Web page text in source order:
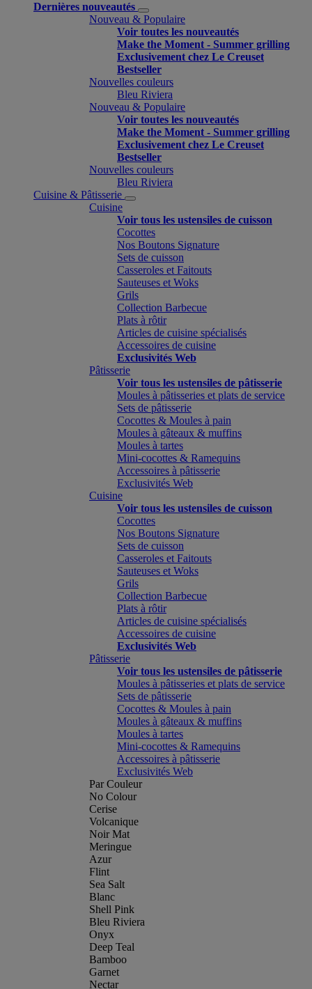
Dernières nouveautés
Nouveau & Populaire
Voir toutes les nouveautés
Make the Moment - Summer grilling
Exclusivement chez Le Creuset
Bestseller
Nouvelles couleurs
Bleu Riviera
Nouveau & Populaire
Voir toutes les nouveautés
Make the Moment - Summer grilling
Exclusivement chez Le Creuset
Bestseller
Nouvelles couleurs
Bleu Riviera
Cuisine & Pâtisserie
Cuisine
Voir tous les ustensiles de cuisson
Cocottes
Nos Boutons Signature
Sets de cuisson
Casseroles et Faitouts
Sauteuses et Woks
Grils
Collection Barbecue
Plats à rôtir
Articles de cuisine spécialisés
Accessoires de cuisine
Exclusivités Web
Pâtisserie
Voir tous les ustensiles de pâtisserie
Moules à pâtisseries et plats de service
Sets de pâtisserie
Cocottes & Moules à pain
Moules à gâteaux & muffins
Moules à tartes
Mini-cocottes & Ramequins
Accessoires à pâtisserie
Exclusivités Web
Cuisine
Voir tous les ustensiles de cuisson
Cocottes
Nos Boutons Signature
Sets de cuisson
Casseroles et Faitouts
Sauteuses et Woks
Grils
Collection Barbecue
Plats à rôtir
Articles de cuisine spécialisés
Accessoires de cuisine
Exclusivités Web
Pâtisserie
Voir tous les ustensiles de pâtisserie
Moules à pâtisseries et plats de service
Sets de pâtisserie
Cocottes & Moules à pain
Moules à gâteaux & muffins
Moules à tartes
Mini-cocottes & Ramequins
Accessoires à pâtisserie
Exclusivités Web
Par Couleur
No Colour
Cerise
Volcanique
Noir Mat
Meringue
Azur
Flint
Sea Salt
Blanc
Shell Pink
Bleu Riviera
Onyx
Deep Teal
Bamboo
Garnet
Nectar